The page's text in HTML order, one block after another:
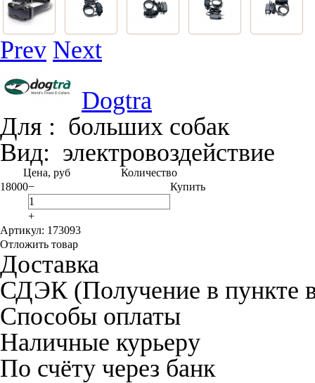
Prev Next
Dogtra
Для : больших собак
Вид: электро­воздействие
Цена, руб
Количество
18000−
+
Купить
Артикул: 173093
Отложить товар
Доставка
СДЭК (Получение в пункте
Способы оплаты
Наличные курьеру
По счёту через банк